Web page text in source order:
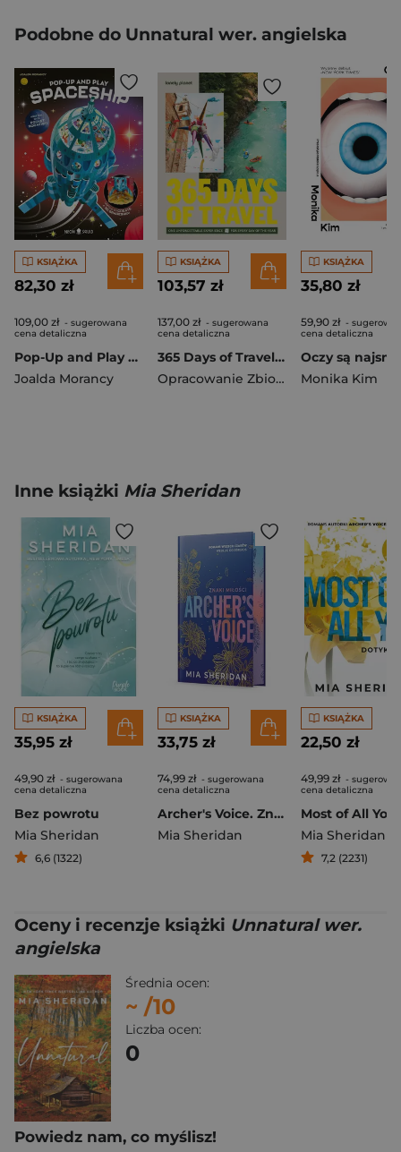
Podobne do Unnatural wer. angielska
KSIĄŻKA
82,30 zł
109,00 zł - sugerowana
cena detaliczna
Pop-Up and Play Spaceship
Joalda Morancy
KSIĄŻKA
103,57 zł
137,00 zł - sugerowana
cena detaliczna
365 Days of Travel. Lonely Planet
Opracowanie Zbiorowe
KSIĄŻKA
35,80 zł
59,90 zł -
cena detaliczna
Monika Kim
Inne książki Mia Sheridan
KSIĄŻKA
35,95 zł
49,90 zł - sugerowana
cena detaliczna
Bez powrotu
Mia Sheridan
6,6 (1322)
KSIĄŻKA
33,75 zł
74,99 zł - sugerowana
cena detaliczna
Archer's Voice. Znaki miłości. Wydanie specjalne
Mia Sheridan
KSIĄŻKA
22,50 zł
49,99 zł -
cena detaliczna
Mia Sheridan
7,2 (2231)
Oceny i recenzje książki Unnatural wer.
angielska
Średnia ocen:
~ /10
Liczba ocen:
0
Powiedz nam, co myślisz!